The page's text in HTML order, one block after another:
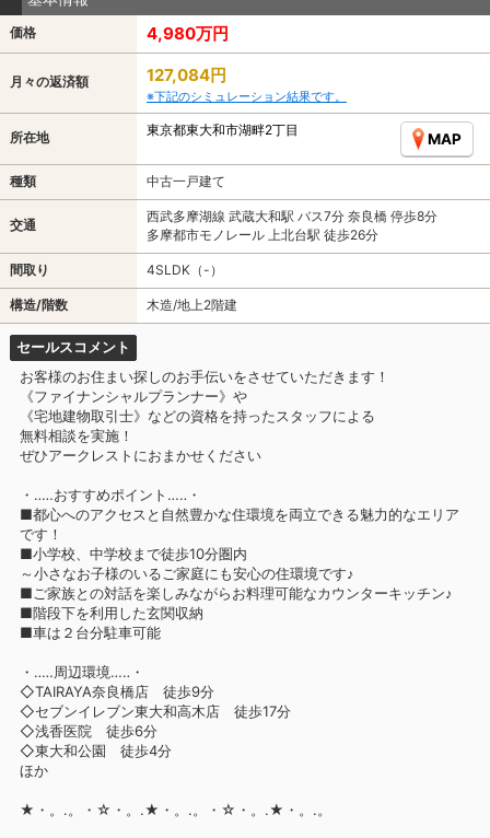
価格 4,980万円
月々の返済額 127,084円
※下記のシミュレーション結果です。
所在地 東京都東大和市湖畔2丁目
MAP
種類 中古一戸建て
交通
西武多摩湖線 武蔵大和駅 バス7分 奈良橋 停歩8分
多摩都市モノレール 上北台駅 徒歩26分
間取り 4SLDK（-）
構造/階数 木造/地上2階建
セールスコメント
お客様のお住まい探しのお手伝いをさせていただきます！
《ファイナンシャルプランナー》や
《宅地建物取引士》などの資格を持ったスタッフによる
無料相談を実施！
ぜひアークレストにおまかせください
・‥…おすすめポイント…‥・
■都心へのアクセスと自然豊かな住環境を両立できる魅力的なエリア
です！
■小学校、中学校まで徒歩10分圏内
～小さなお子様のいるご家庭にも安心の住環境です♪
■ご家族との対話を楽しみながらお料理可能なカウンターキッチン♪
■階段下を利用した玄関収納
■車は２台分駐車可能
・‥…周辺環境…‥・
◇TAIRAYA奈良橋店 徒歩9分
◇セブンイレブン東大和高木店 徒歩17分
◇浅香医院 徒歩6分
◇東大和公園 徒歩4分
ほか
★・。.。・☆・。.★・。.。・☆・。.★・。.。